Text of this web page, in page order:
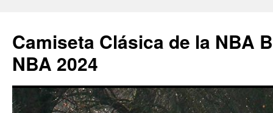
Camiseta Clásica de la NBA
NBA 2024